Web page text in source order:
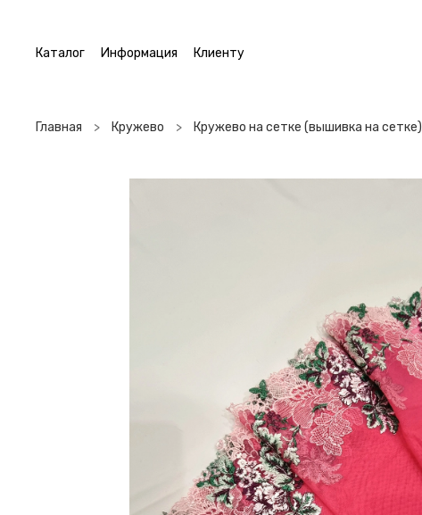
Каталог Информация Клиенту
Главная Кружево Кружево на сетке (вышивка на сетке)